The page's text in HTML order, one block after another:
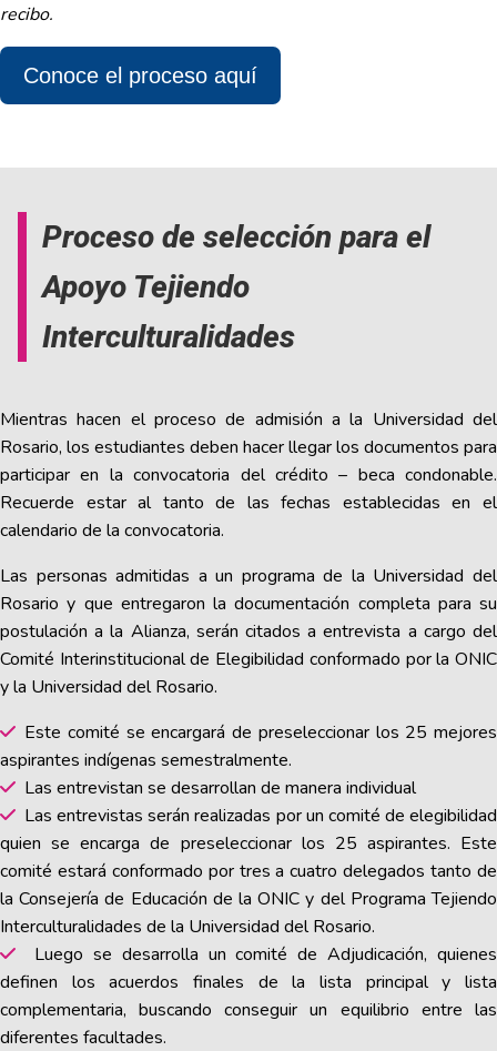
recibo.​
Conoce el proceso aquí
Proceso de selección para el
Apoyo Tejiendo
Interculturalidades
Mientras hacen el proceso de admisión a la Universidad del
Rosario, los estudiantes deben hacer llegar los documentos para
participar en la convocatoria del crédito – beca condonable.
Recuerde estar al tanto de las fechas establecidas en el
calendario de la convocatoria.
Las personas admitidas a un programa de la Universidad del
Rosario y que entregaron la documentación completa para su
postulación a la Alianza, serán citados a entrevista a cargo del
Comité Interinstitucional de Elegibilidad conformado por la ONIC
y la Universidad del Rosario.
Este comité se encargará de preseleccionar los 25 mejores
aspirantes indígenas semestralmente.
Las entrevistan se desarrollan de manera individual
Las entrevistas serán realizadas por un comité de elegibilidad
quien se encarga de preseleccionar los 25 aspirantes. Este
comité estará conformado por tres a cuatro delegados tanto de
la Consejería de Educación de la ONIC y del Programa Tejiendo
Interculturalidades de la Universidad del Rosario.
Luego se desarrolla un comité de Adjudicación, quienes
definen los acuerdos finales de la lista principal y lista
complementaria, buscando conseguir un equilibrio entre las
diferentes facultades.